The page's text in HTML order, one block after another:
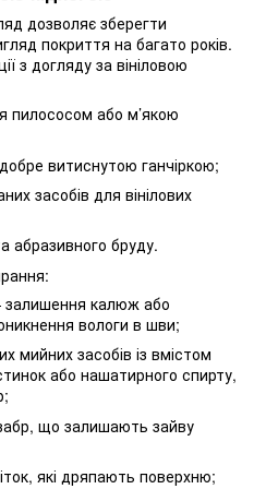
дозволяє зберегти
покриття на багато років.
з догляду за вініловою
пилососом або м’якою
витиснутою ганчіркою;
засобів для вінілових
абразивного бруду.
залишення калюж або
вологи в шви;
мийних засобів із вмістом
або нашатирного спирту,
що залишають зайву
які дряпають поверхню;